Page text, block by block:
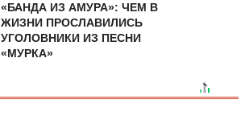
«БАНДА ИЗ АМУРА»: ЧЕМ В
ЖИЗНИ ПРОСЛАВИЛИСЬ
УГОЛОВНИКИ ИЗ ПЕСНИ
«МУРКА»